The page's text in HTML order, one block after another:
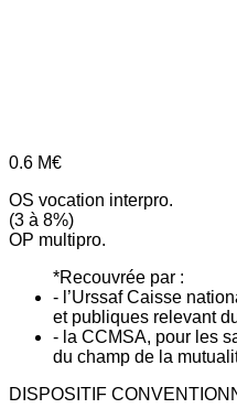
0.6 M€
OS vocation interpro.
(3 à 8%)
OP multipro.
*Recouvrée par :
- l’Urssaf Caisse
et publiques relevant
- la CCMSA, pour les
du champ de la
DISPOSITIF